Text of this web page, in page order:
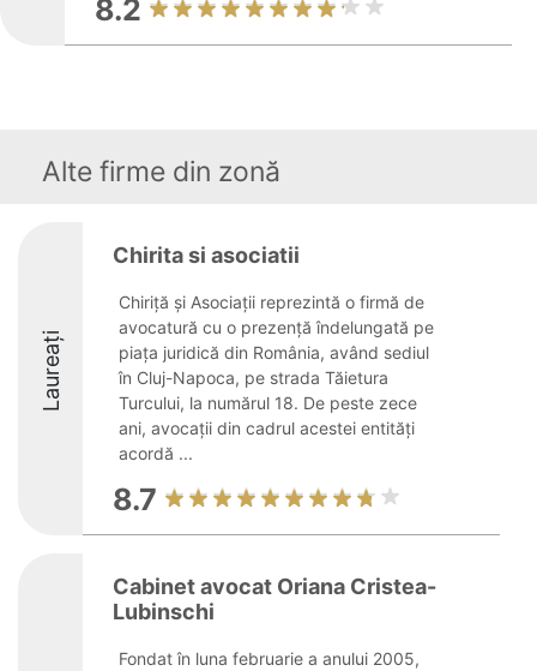
8.2
Alte firme din zonă
Laureați
Chirita si asociatii
Chiriță și Asociații reprezintă o firmă de
avocatură cu o prezență îndelungată pe
piața juridică din România, având sediul
în Cluj-Napoca, pe strada Tăietura
Turcului, la numărul 18. De peste zece
ani, avocații din cadrul acestei entități
acordă ...
8.7
Cabinet avocat Oriana Cristea-
Lubinschi
Fondat în luna februarie a anului 2005,